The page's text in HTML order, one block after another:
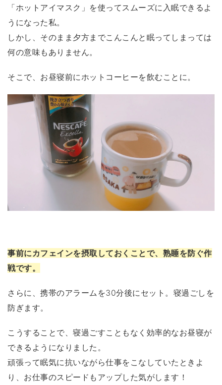
「ホットアイマスク」を使ってスムーズに入眠できるよ
うになった私。
しかし、そのまま夕方までこんこんと眠ってしまっては
何の意味もありません。
そこで、お昼寝前にホットコーヒーを飲むことに。
事前にカフェインを摂取しておくことで、熟睡を防ぐ作
戦です。
さらに、携帯のアラームを30分後にセット。寝過ごしを
防ぎます。
こうすることで、寝過ごすこともなく効率的なお昼寝が
できるようになりました。
頑張って眠気に抗いながら仕事をこなしていたときよ
り、お仕事のスピードもアップした気がします！